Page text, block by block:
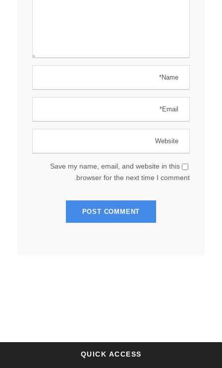
Save my name, email, and website in this
browser for the next time I comment.
QUICK ACCESS